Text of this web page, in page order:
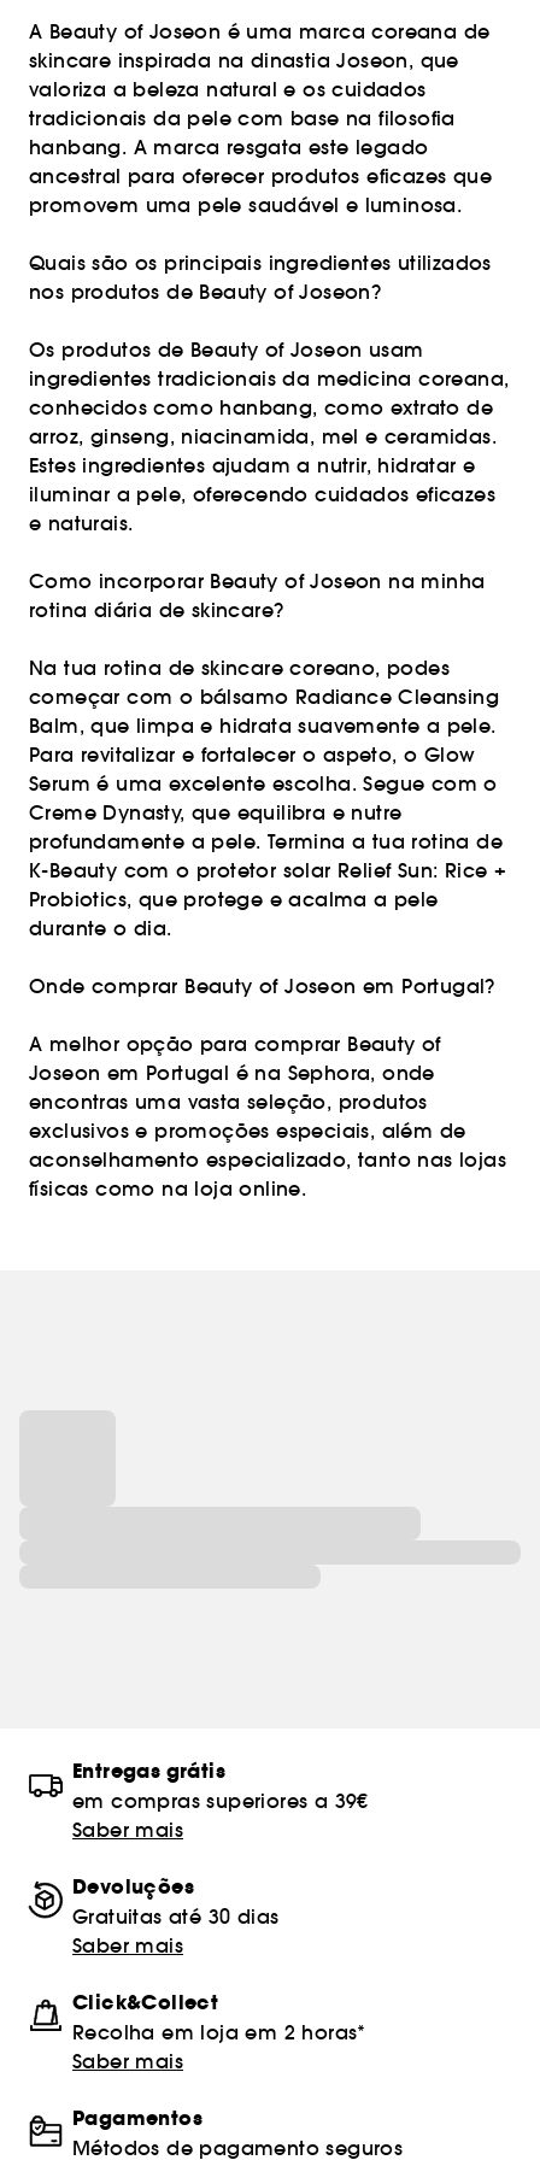
A Beauty of Joseon é uma marca coreana de
skincare inspirada na dinastia Joseon, que
valoriza a beleza natural e os cuidados
tradicionais da pele com base na filosofia
hanbang. A marca resgata este legado
ancestral para oferecer produtos eficazes que
promovem uma pele saudável e luminosa.
Quais são os principais ingredientes utilizados
nos produtos de Beauty of Joseon?
Os produtos de Beauty of Joseon usam
ingredientes tradicionais da medicina coreana,
conhecidos como hanbang, como extrato de
arroz, ginseng, niacinamida, mel e ceramidas.
Estes ingredientes ajudam a nutrir, hidratar e
iluminar a pele, oferecendo cuidados eficazes
e naturais.
Como incorporar Beauty of Joseon na minha
rotina diária de skincare?
Na tua rotina de skincare coreano, podes
começar com o bálsamo Radiance Cleansing
Balm, que limpa e hidrata suavemente a pele.
Para revitalizar e fortalecer o aspeto, o Glow
Serum é uma excelente escolha. Segue com o
Creme Dynasty, que equilibra e nutre
profundamente a pele. Termina a tua rotina de
K-Beauty com o protetor solar Relief Sun: Rice +
Probiotics, que protege e acalma a pele
durante o dia.
Onde comprar Beauty of Joseon em Portugal?
A melhor opção para comprar Beauty of
Joseon em Portugal é na Sephora, onde
encontras uma vasta seleção, produtos
exclusivos e promoções especiais, além de
aconselhamento especializado, tanto nas lojas
físicas como na loja online.
Entregas grátis
em compras superiores a 39€
Saber mais
Devoluções
Gratuitas até 30 dias
Saber mais
Click&Collect
Recolha em loja em 2 horas*
Saber mais
Pagamentos
Métodos de pagamento seguros